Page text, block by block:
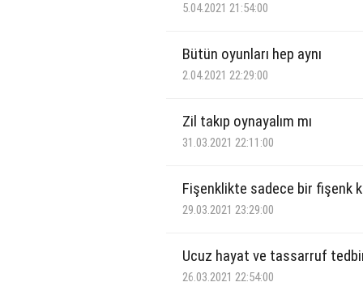
5.04.2021 21:54:00
Bütün oyunları hep aynı
2.04.2021 22:29:00
Zil takıp oynayalım mı
31.03.2021 22:11:00
Fişenklikte sadece bir fişenk
29.03.2021 23:29:00
Ucuz hayat ve tassarruf
26.03.2021 22:54:00